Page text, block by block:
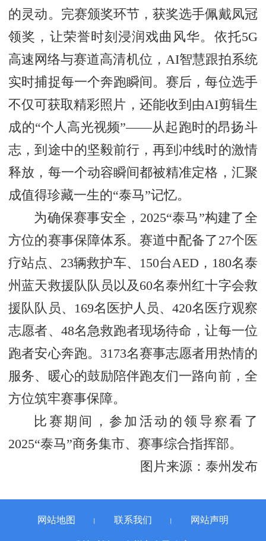
的灵动。完赛颁奖环节，获奖选手佩戴凤冠
领奖，让荣誉时刻浸润戏曲风华。依托5G
高速网络与赛道高清机位，AI智慧跟拍系统
实时捕捉每一个奔跑瞬间。赛后，每位选手
不仅可获取精彩照片，还能收到由AI剪辑生
成的“个人高光视频”——从起跑时的昂扬斗
志，到途中的坚毅前行，再到冲线时的激情
释放，每一个动容瞬间都被精准定格，汇聚
成值得珍藏一生的“泰马”记忆。
为确保赛事安全，2025“泰马”构建了全
方位的赛事保障体系。赛道中配备了27个医
疗站点、23辆救护车、150台AED，180名泰
州蓝天救援队队员以及60名泰州红十字会救
援队队员、169名医护人员、420名医疗观察
志愿者、48名急救跑者现场待命，让每一位
跑者安心奔跑。3173名赛事志愿者用热情的
服务、暖心的鼓励陪伴跑友们一路向前，全
方位筑牢赛事保障。
比赛期间，参加活动的领导察看了
2025“泰马”商务集市、赛事综合指挥部。
图片来源：泰州发布
网站地图 联系我们 网站声明